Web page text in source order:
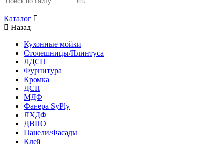
Каталог
Назад
Кухонные мойки
Столешницы/Плинтуса
ЛДСП
Фурнитура
Кромка
ДСП
МДФ
Фанера SyPly
ЛХДФ
ДВПО
Панели/Фасады
Клей